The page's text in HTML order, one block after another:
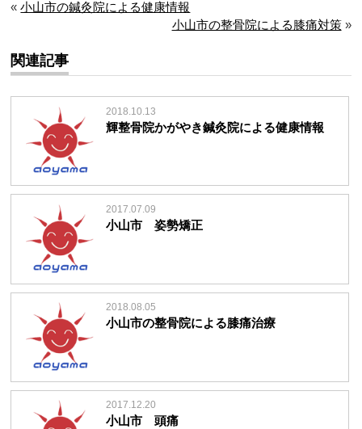
«小山市の鍼灸院による健康情報
小山市の整骨院による膝痛対策»
関連記事
2018.10.13
輝整骨院かがやき鍼灸院による健康情報
2017.07.09
小山市 姿勢矯正
2018.08.05
小山市の整骨院による膝痛治療
2017.12.20
小山市 頭痛